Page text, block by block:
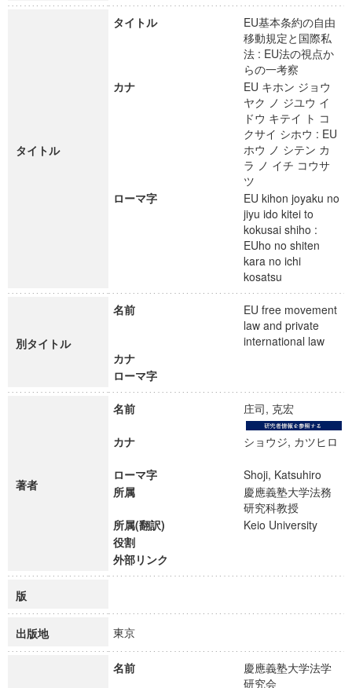
タイトル
タイトル
EU基本条約の自由
移動規定と国際私
法 : EU法の視点か
らの一考察
カナ
EU キホン ジョウ
ヤク ノ ジユウ イ
ドウ キテイ ト コ
クサイ シホウ : EU
ホウ ノ シテン カ
ラ ノ イチ コウサ
ツ
ローマ字
EU kihon joyaku no
jiyu ido kitei to
kokusai shiho :
EUho no shiten
kara no ichi
kosatsu
別タイトル
名前
EU free movement
law and private
international law
カナ
ローマ字
著者
名前 庄司, 克宏
カナ ショウジ, カツヒロ
ローマ字
Shoji, Katsuhiro
所属
慶應義塾大学法務
研究科教授
所属(翻訳)
Keio University
役割
外部リンク
版
出版地 東京
名前
慶應義塾大学法学
研究会